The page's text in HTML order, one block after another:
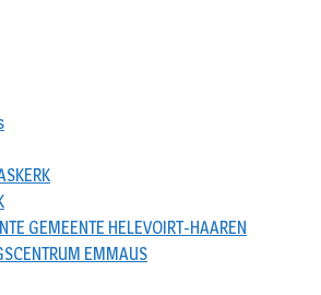
GEMEENTE HELEVOIRT-HAAREN
EMMAUS